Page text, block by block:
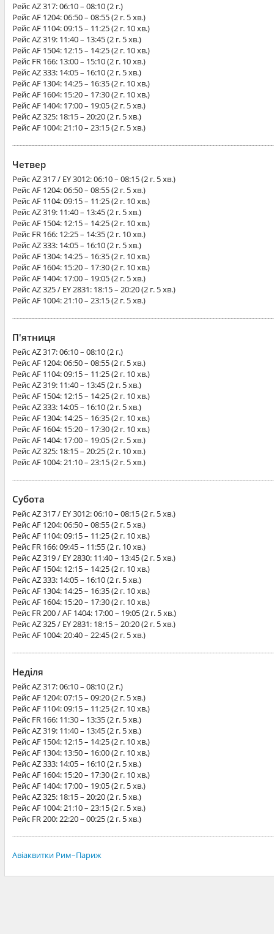
РейсAZ 317: 06:10 – 08:10 (2 г.)
РейсAF 1204: 06:50 – 08:55 (2 г. 5 хв.)
РейсAF 1104: 09:15 – 11:25 (2 г. 10 хв.)
РейсAZ 319: 11:40 – 13:45 (2 г. 5 хв.)
РейсAF 1504: 12:15 – 14:25 (2 г. 10 хв.)
Рейс FR 166: 13:00 – 15:10 (2 г. 10 хв.)
РейсAZ 333: 14:05 – 16:10 (2 г. 5 хв.)
РейсAF 1304: 14:25 – 16:35 (2 г. 10 хв.)
РейсAF 1604: 15:20 – 17:30 (2 г. 10 хв.)
РейсAF 1404: 17:00 – 19:05 (2 г. 5 хв.)
РейсAZ 325: 18:15 – 20:20 (2 г. 5 хв.)
РейсAF 1004: 21:10 – 23:15 (2 г. 5 хв.)
Четвер
РейсAZ 317 / EY 3012: 06:10 – 08:15 (2 г. 5 хв.)
РейсAF 1204: 06:50 – 08:55 (2 г. 5 хв.)
РейсAF 1104: 09:15 – 11:25 (2 г. 10 хв.)
РейсAZ 319: 11:40 – 13:45 (2 г. 5 хв.)
РейсAF 1504: 12:15 – 14:25 (2 г. 10 хв.)
Рейс FR 166: 12:25 – 14:35 (2 г. 10 хв.)
РейсAZ 333: 14:05 – 16:10 (2 г. 5 хв.)
РейсAF 1304: 14:25 – 16:35 (2 г. 10 хв.)
РейсAF 1604: 15:20 – 17:30 (2 г. 10 хв.)
РейсAF 1404: 17:00 – 19:05 (2 г. 5 хв.)
РейсAZ 325 / EY 2831: 18:15 – 20:20 (2 г. 5 хв.)
РейсAF 1004: 21:10 – 23:15 (2 г. 5 хв.)
П'ятниця
РейсAZ 317: 06:10 – 08:10 (2 г.)
РейсAF 1204: 06:50 – 08:55 (2 г. 5 хв.)
РейсAF 1104: 09:15 – 11:25 (2 г. 10 хв.)
РейсAZ 319: 11:40 – 13:45 (2 г. 5 хв.)
РейсAF 1504: 12:15 – 14:25 (2 г. 10 хв.)
РейсAZ 333: 14:05 – 16:10 (2 г. 5 хв.)
РейсAF 1304: 14:25 – 16:35 (2 г. 10 хв.)
РейсAF 1604: 15:20 – 17:30 (2 г. 10 хв.)
РейсAF 1404: 17:00 – 19:05 (2 г. 5 хв.)
РейсAZ 325: 18:15 – 20:25 (2 г. 10 хв.)
РейсAF 1004: 21:10 – 23:15 (2 г. 5 хв.)
Субота
РейсAZ 317 / EY 3012: 06:10 – 08:15 (2 г. 5 хв.)
РейсAF 1204: 06:50 – 08:55 (2 г. 5 хв.)
РейсAF 1104: 09:15 – 11:25 (2 г. 10 хв.)
Рейс FR 166: 09:45 – 11:55 (2 г. 10 хв.)
РейсAZ 319 / EY 2830: 11:40 – 13:45 (2 г. 5 хв.)
РейсAF 1504: 12:15 – 14:25 (2 г. 10 хв.)
РейсAZ 333: 14:05 – 16:10 (2 г. 5 хв.)
РейсAF 1304: 14:25 – 16:35 (2 г. 10 хв.)
РейсAF 1604: 15:20 – 17:30 (2 г. 10 хв.)
Рейс FR 200 / AF 1404: 17:00 – 19:05 (2 г. 5 хв.)
РейсAZ 325 / EY 2831: 18:15 – 20:20 (2 г. 5 хв.)
РейсAF 1004: 20:40 – 22:45 (2 г. 5 хв.)
Неділя
РейсAZ 317: 06:10 – 08:10 (2 г.)
РейсAF 1204: 07:15 – 09:20 (2 г. 5 хв.)
РейсAF 1104: 09:15 – 11:25 (2 г. 10 хв.)
Рейс FR 166: 11:30 – 13:35 (2 г. 5 хв.)
РейсAZ 319: 11:40 – 13:45 (2 г. 5 хв.)
РейсAF 1504: 12:15 – 14:25 (2 г. 10 хв.)
РейсAF 1304: 13:50 – 16:00 (2 г. 10 хв.)
РейсAZ 333: 14:05 – 16:10 (2 г. 5 хв.)
РейсAF 1604: 15:20 – 17:30 (2 г. 10 хв.)
РейсAF 1404: 17:00 – 19:05 (2 г. 5 хв.)
РейсAZ 325: 18:15 – 20:20 (2 г. 5 хв.)
РейсAF 1004: 21:10 – 23:15 (2 г. 5 хв.)
Рейс FR 200: 22:20 – 00:25 (2 г. 5 хв.)
Авіаквитки Рим–Париж